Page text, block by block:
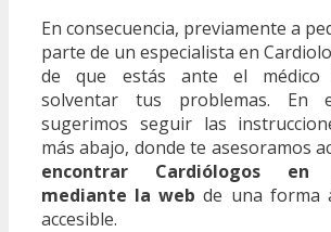
En consecuencia, previamente a
parte de un especialista en
de que estás ante el médico
solventar tus problemas. En
sugerimos seguir las
más abajo, donde te asesoramos
encontrar Cardiólogos en
mediante la web de una forma
accesible.